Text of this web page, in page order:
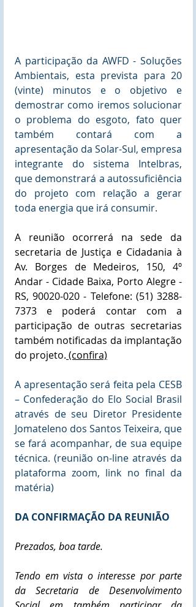
A participação da AWFD - Soluções
Ambientais, esta prevista para 20
(vinte) minutos e o objetivo e
demostrar como iremos solucionar
o problema do esgoto, fato quer
também contará com a
apresentação da Solar-Sul, empresa
integrante do sistema Intelbras,
que demonstrará a autossuficiência
do projeto com relação a gerar
toda energia que irá consumir.
A reunião ocorrerá na sede da
secretaria de Justiça e Cidadania à
Av. Borges de Medeiros, 150, 4º
Andar - Cidade Baixa, Porto Alegre -
RS, 90020-020 - Telefone: (51) 3288-
7373 e poderá contar com a
participação de outras secretarias
também notificadas da implantação
do projeto. (confira)
A apresentação será feita pela CESB
– Confederação do Elo Social Brasil
através de seu Diretor Presidente
Jomateleno dos Santos Teixeira, que
se fará acompanhar, de sua equipe
técnica. (reunião on-line através da
plataforma zoom, link no final da
matéria)
DA CONFIRMAÇÃO DA REUNIÃO
Prezados, boa tarde.
Tendo em vista o interesse por parte
da Secretaria de Desenvolvimento